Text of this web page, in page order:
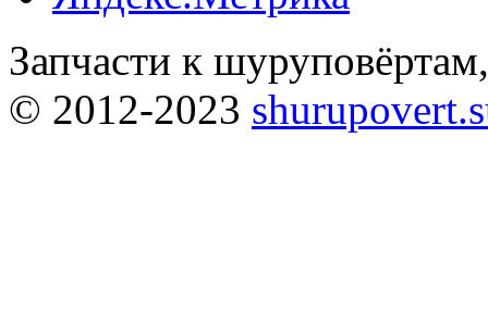
Запчасти к
© 2012-2023